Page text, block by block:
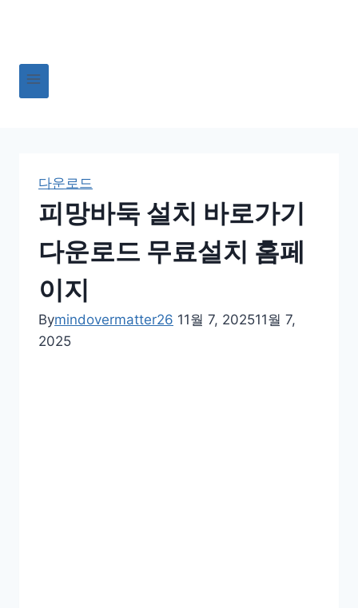
다운로드
피망바둑 설치 바로가기
다운로드 무료설치 홈페
이지
Bymindovermatter26 11월 7, 202511월 7,
2025